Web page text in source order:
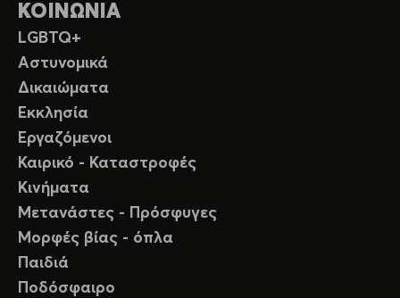
ΚΟΙΝΩΝΙΑ
LGBTQ+
Αστυνομικά
Δικαιώματα
Εκκλησία
Εργαζόμενοι
Καιρικό - Καταστροφές
Κινήματα
Μετανάστες - Πρόσφυγες
Μορφές βίας - όπλα
Παιδιά
Ποδόσφαιρο